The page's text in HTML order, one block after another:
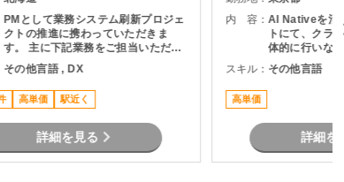
PMとして業務システム刷新プロジェ
クトの推進に携わっていただきま
す。 主に下記業務をご担当いただき
ます。 ・顧客との要件整理・課題整
理 ・プロジェクト計画の策定および
進捗管理 ・開発チームとの調整およ
びマネジメント ・品質、課題、リス
各種報告 ・要件定義からリリースま
での推進支援
その他言語 , DX
高単価 駅近く
詳細を見る
内 容： AI Nativeを活
トにて、クラ
体的に行いな
をリードし、
を通じてタス
ただくPMO／
スキル： その他言語
高単価
詳細を